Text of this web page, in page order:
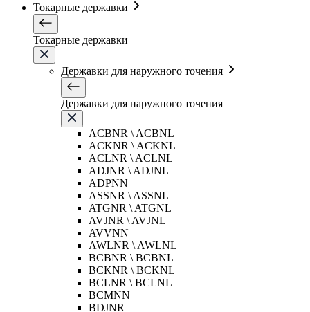
Токарные державки
Токарные державки
Державки для наружного точения
Державки для наружного точения
ACBNR \ ACBNL
ACKNR \ ACKNL
ACLNR \ ACLNL
ADJNR \ ADJNL
ADPNN
ASSNR \ ASSNL
ATGNR \ ATGNL
AVJNR \ AVJNL
AVVNN
AWLNR \ AWLNL
BCBNR \ BCBNL
BCKNR \ BCKNL
BCLNR \ BCLNL
BCMNN
BDJNR